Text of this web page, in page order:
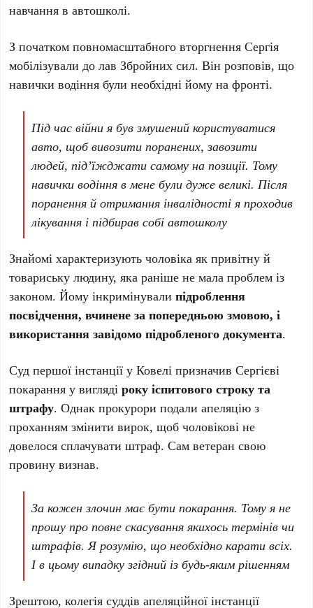
навчання в автошколі.
З початком повномасштабного вторгнення Сергія
мобілізували до лав Збройних сил. Він розповів, що
навички водіння були необхідні йому на фронті.
Під час війни я був змушений користуватися
авто, щоб вивозити поранених, завозити
людей, під’їжджати самому на позиції. Тому
навички водіння в мене були дуже великі. Після
поранення й отримання інвалідності я проходив
лікування і підбирав собі автошколу
Знайомі характеризують чоловіка як привітну й
товариську людину, яка раніше не мала проблем із
законом. Йому інкримінувалипідроблення
посвідчення, вчинене за попередньою змовою, і
використання завідомо підробленого документа.
Суд першої інстанції у Ковелі призначив Сергієві
покарання у виглядіроку іспитового строку та
штрафу. Однак прокурори подали апеляцію з
проханням змінити вирок, щоб чоловікові не
довелося сплачувати штраф. Сам ветеран свою
провину визнав.
За кожен злочин має бути покарання. Тому я не
прошу про повне скасування якихось термінів чи
штрафів. Я розумію, що необхідно карати всіх.
І в цьому випадку згідний із будь-яким рішенням
Зрештою, колегія суддів апеляційної інстанції